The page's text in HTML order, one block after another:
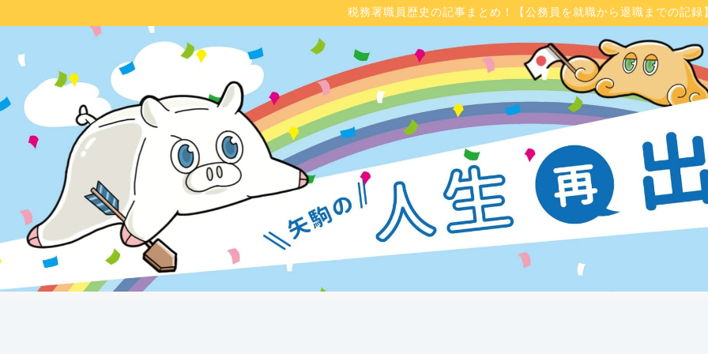
税務署職員歴史の記事まとめ！【公務員を就職から退職までの記録